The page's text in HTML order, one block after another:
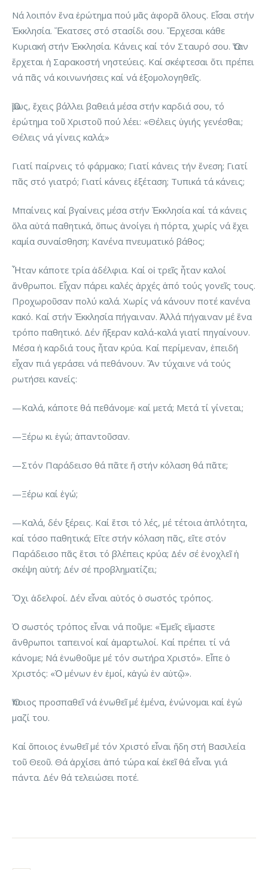
Νά λοιπόν ἕνα ἐρώτημα πού μᾶς ἀφορᾶ ὅλους. Εἶσαι στήν
Ἐκκλησία. Ἔκατσες στό στασίδι σου. Ἔρχεσαι κάθε
Κυριακή στήν Ἐκκλησία. Κάνεις καί τόν Σταυρό σου. Ὅταν
ἔρχεται ἡ Σαρακοστή νηστεύεις. Καί σκέφτεσαι ὅτι πρέπει
νά πᾶς νά κοινωνήσεις καί νά ἐξομολογηθεῖς.
Ὅμως, ἔχεις βάλλει βαθειά μέσα στήν καρδιά σου, τό
ἐρώτημα τοῦ Χριστοῦ πού λέει: «Θέλεις ὑγιής γενέσθαι;
Θέλεις νά γίνεις καλά;»
Γιατί παίρνεις τό φάρμακο; Γιατί κάνεις τήν ἔνεση; Γιατί
πᾶς στό γιατρό; Γιατί κάνεις ἐξέταση; Τυπικά τά κάνεις;
Μπαίνεις καί βγαίνεις μέσα στήν Ἐκκλησία καί τά κάνεις
ὅλα αὐτά παθητικά, ὅπως ἀνοίγει ἡ πόρτα, χωρίς νά ἔχει
καμία συναίσθηση; Κανένα πνευματικό βάθος;
Ἦταν κάποτε τρία ἀδέλφια. Καί οἱ τρεῖς ἦταν καλοί
ἄνθρωποι. Εἶχαν πάρει καλές ἀρχές ἀπό τούς γονεῖς τους.
Προχωροῦσαν πολύ καλά. Χωρίς νά κάνουν ποτέ κανένα
κακό. Καί στήν Ἐκκλησία πήγαιναν. Ἀλλά πήγαιναν μέ ἕνα
τρόπο παθητικό. Δέν ἤξεραν καλά-καλά γιατί πηγαίνουν.
Μέσα ἡ καρδιά τους ἦταν κρύα. Καί περίμεναν, ἐπειδή
εἶχαν πιά γεράσει νά πεθάνουν. Ἄν τύχαινε νά τούς
ρωτήσει κανείς:
—Καλά, κάποτε θά πεθάνομε· καί μετά; Μετά τί γίνεται;
—Ξέρω κι ἐγώ; ἀπαντοῦσαν.
—Στόν Παράδεισο θά πᾶτε ἤ στήν κόλαση θά πᾶτε;
—Ξέρω καί ἐγώ;
—Καλά, δέν ξέρεις. Καί ἔτσι τό λές, μέ τέτοια ἁπλότητα,
καί τόσο παθητικά; Εἴτε στήν κόλαση πᾶς, εἴτε στόν
Παράδεισο πᾶς ἔτσι τό βλέπεις κρύα; Δέν σέ ἐνοχλεῖ ἡ
σκέψη αὐτή; Δέν σέ προβληματίζει;
Ὄχι ἀδελφοί. Δέν εἶναι αὐτός ὁ σωστός τρόπος.
Ὁ σωστός τρόπος εἶναι νά ποῦμε: «Ἐμεῖς εἴμαστε
ἄνθρωποι ταπεινοί καί ἁμαρτωλοί. Καί πρέπει τί νά
κάνομε; Νά ἑνωθοῦμε μέ τόν σωτήρα Χριστό». Εἶπε ὁ
Χριστός: «Ὁ μένων ἐν ἐμοί, κἀγώ ἐν αὐτῷ».
Ὅποιος προσπαθεῖ νά ἑνωθεῖ μέ ἐμένα, ἑνώνομαι καί ἐγώ
μαζί του.
Καί ὅποιος ἑνωθεῖ μέ τόν Χριστό εἶναι ἤδη στή Βασιλεία
τοῦ Θεοῦ. Θά ἀρχίσει ἀπό τώρα καί ἐκεῖ θά εἶναι γιά
πάντα. Δέν θά τελειώσει ποτέ.